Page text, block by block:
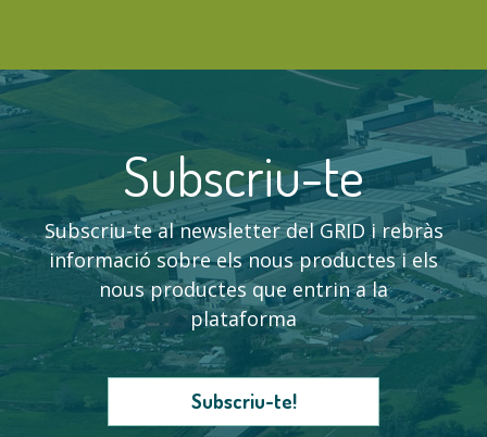
Subscriu-te
Subscriu-te al newsletter del GRID i rebràs
informació sobre els nous productes i els
nous productes que entrin a la
plataforma
Subscriu-te!